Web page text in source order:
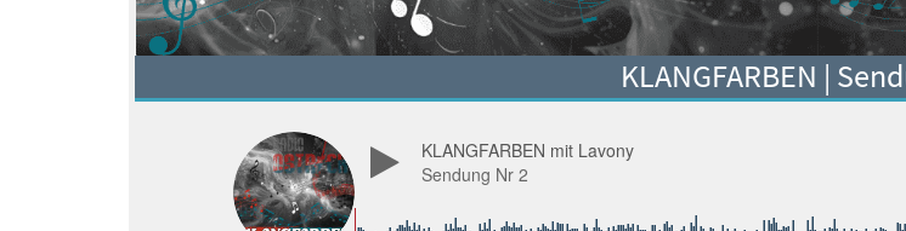
KLANGFARBEN |
KLANGFARBEN mit Lavony
Sendung Nr 2